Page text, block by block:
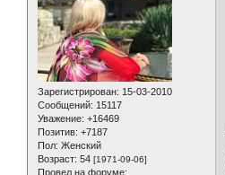
Зарегистрирован: 15-03-2010
Сообщений: 15117
Уважение: +16469
Позитив: +7187
Пол: Женский
Возраст: 54 [1971-09-06]
Провел на форуме: